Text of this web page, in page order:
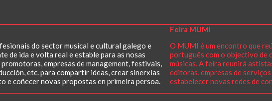
do sector musical e cultural galego e
de ida e volta real e estable para as nosas
empresas de management, festivais,
etc. para compartir ideas, crear sinerxias
e coñecer novas propostas en primeira persoa.
Feira MUMI
O MUMI é um encontro que
português com o objectivo de
músicas. A feira reunirá
editoras, empresas de
estabelecer novas redes de